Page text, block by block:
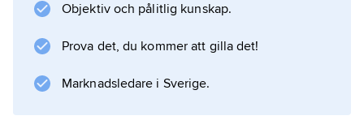
och är främst känd för sina tolkningar av
Europa och Sverige flera gånger.
Objektiv och pålitlig kunskap.
Prova det, du kommer att gilla det!
Marknadsledare i Sverige.